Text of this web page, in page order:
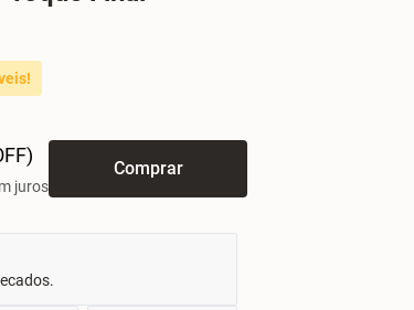
juros
Comprar